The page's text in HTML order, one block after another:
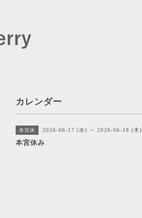
カレンダー
本宮休 2026-06-17 (水) ～ 2026-06-18 (木)
本宮休み